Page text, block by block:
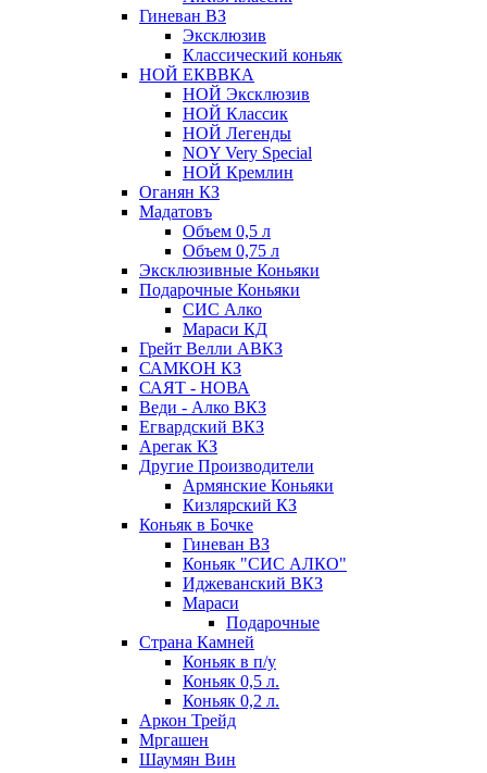
Гиневан ВЗ
Эксклюзив
Классический коньяк
НОЙ ЕКВВКА
НОЙ Эксклюзив
НОЙ Классик
НОЙ Легенды
NOY Very Speсial
НОЙ Кремлин
Оганян КЗ
Мадатовъ
Объем 0,5 л
Объем 0,75 л
Эксклюзивные Коньяки
Подарочные Коньяки
СИС Алко
Мараси КД
Грейт Велли АВКЗ
САМКОН КЗ
САЯТ - НОВА
Веди - Алко ВКЗ
Егвардский ВКЗ
Арегак КЗ
Другие Производители
Армянские Коньяки
Кизлярский КЗ
Коньяк в Бочке
Гиневан ВЗ
Коньяк "СИС АЛКО"
Иджеванский ВКЗ
Мараси
Подарочные
Страна Камней
Коньяк в п/у
Коньяк 0,5 л.
Коньяк 0,2 л.
Аркон Трейд
Мргашен
Шаумян Вин